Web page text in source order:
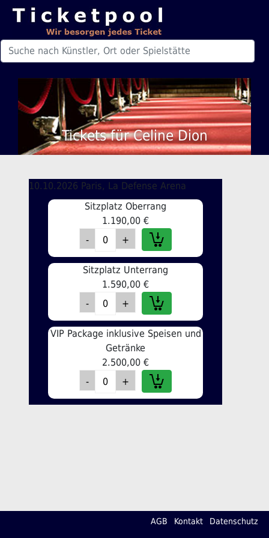
Tickets für Celine Dion
10.10.2026 Paris, La Defense Arena
Sitzplatz Oberrang
1.190,00 €
Sitzplatz Unterrang
1.590,00 €
VIP Package inklusive Speisen und
Getränke
2.500,00 €
AGB Kontakt Datenschutz